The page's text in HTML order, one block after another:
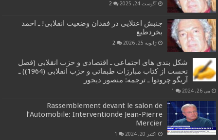
آگوست 24, 2025 2
جنبش اعتلایی در فقدان وضعیت انقلابی! ـ احمد
بخردطبع
ژانویه 25, 2026 2
شکل بندی های اجتماعی ـ اقتصادی و حزب انقلابی (فصل
نخست از کتاب مبارزات طبقاتی و حزب انقلابی (1964)) ـ
آریگو چروتوا ـ ترجمه: منصور دیجور
می 26, 2024 1
Rassemblement devant le salon de
l’Automobile: Interventionde Jean-Pierre
Mercier
اکتبر 20, 2024 1